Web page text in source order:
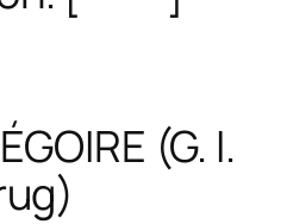
(G. I.